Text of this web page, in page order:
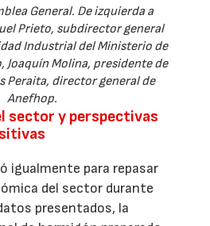
General. De izquierda a
Prieto, subdirector general
Industrial del Ministerio de
Joaquín Molina, presidente de
Peraita, director general de
Anefhop.
sector y perspectivas
igualmente para repasar
del sector durante
presentados, la